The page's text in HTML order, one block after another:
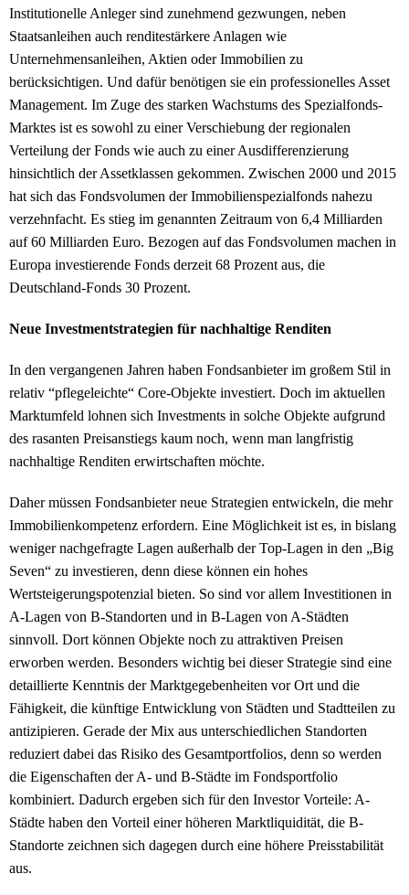
Institutionelle Anleger sind zunehmend gezwungen, neben
Staatsanleihen auch renditestärkere Anlagen wie
Unternehmensanleihen, Aktien oder Immobilien zu
berücksichtigen. Und dafür benötigen sie ein professionelles Asset
Management. Im Zuge des starken Wachstums des Spezialfonds-
Marktes ist es sowohl zu einer Verschiebung der regionalen
Verteilung der Fonds wie auch zu einer Ausdifferenzierung
hinsichtlich der Assetklassen gekommen. Zwischen 2000 und 2015
hat sich das Fondsvolumen der Immobilienspezialfonds nahezu
verzehnfacht. Es stieg im genannten Zeitraum von 6,4 Milliarden
auf 60 Milliarden Euro. Bezogen auf das Fondsvolumen machen in
Europa investierende Fonds derzeit 68 Prozent aus, die
Deutschland-Fonds 30 Prozent.
Neue Investmentstrategien für nachhaltige Renditen
In den vergangenen Jahren haben Fondsanbieter im großem Stil in
relativ “pflegeleichte“ Core-Objekte investiert. Doch im aktuellen
Marktumfeld lohnen sich Investments in solche Objekte aufgrund
des rasanten Preisanstiegs kaum noch, wenn man langfristig
nachhaltige Renditen erwirtschaften möchte.
Daher müssen Fondsanbieter neue Strategien entwickeln, die mehr
Immobilienkompetenz erfordern. Eine Möglichkeit ist es, in bislang
weniger nachgefragte Lagen außerhalb der Top-Lagen in den „Big
Seven“ zu investieren, denn diese können ein hohes
Wertsteigerungspotenzial bieten. So sind vor allem Investitionen in
A-Lagen von B-Standorten und in B-Lagen von A-Städten
sinnvoll. Dort können Objekte noch zu attraktiven Preisen
erworben werden. Besonders wichtig bei dieser Strategie sind eine
detaillierte Kenntnis der Marktgegebenheiten vor Ort und die
Fähigkeit, die künftige Entwicklung von Städten und Stadtteilen zu
antizipieren. Gerade der Mix aus unterschiedlichen Standorten
reduziert dabei das Risiko des Gesamtportfolios, denn so werden
die Eigenschaften der A- und B-Städte im Fondsportfolio
kombiniert. Dadurch ergeben sich für den Investor Vorteile: A-
Städte haben den Vorteil einer höheren Marktliquidität, die B-
Standorte zeichnen sich dagegen durch eine höhere Preisstabilität
aus.